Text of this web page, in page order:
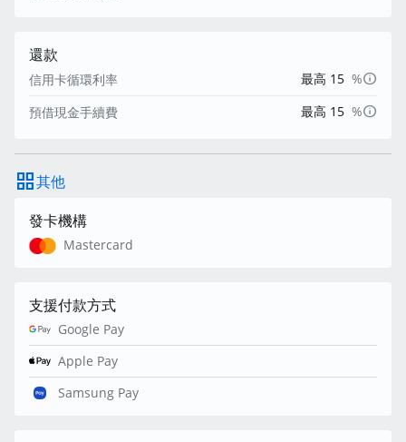
還款
信用卡循環利率 最高 15 %info
預借現金手續費 最高 15 %info
grid_view其他
發卡機構
Mastercard
支援付款方式
Google Pay
Apple Pay
Samsung Pay